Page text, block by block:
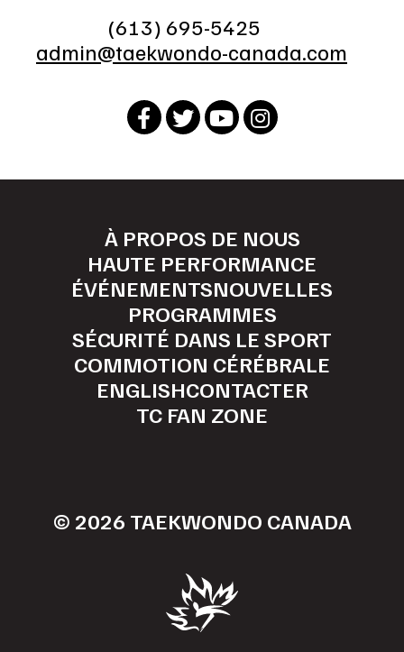
(613) 695-5425
admin@taekwondo-canada.com
À PROPOS DE NOUS
HAUTE PERFORMANCE
ÉVÉNEMENTSNOUVELLES
PROGRAMMES
SÉCURITÉ DANS LE SPORT
COMMOTION CÉRÉBRALE
ENGLISHCONTACTER
TC FAN ZONE
© 2026 TAEKWONDO CANADA